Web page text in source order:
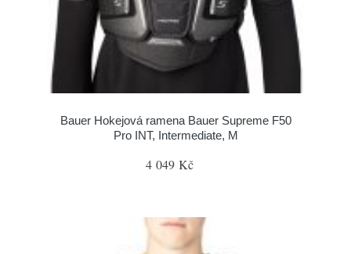
Bauer Hokejová ramena Bauer Supreme F50
Pro INT, Intermediate, M
4 049 Kč